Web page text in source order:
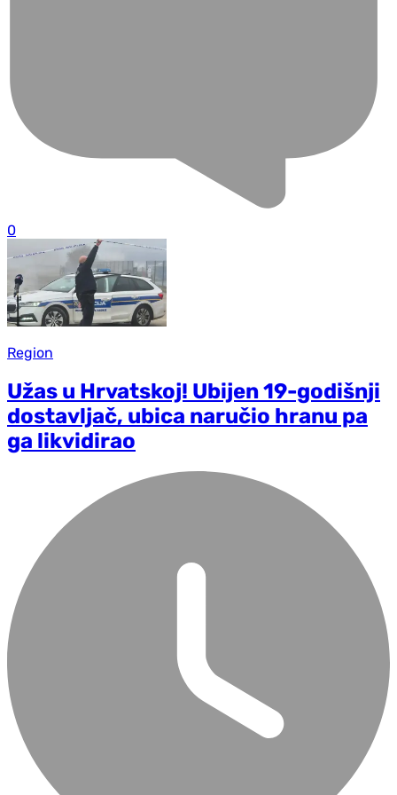
0
Region
Užas u Hrvatskoj! Ubijen 19-godišnji
dostavljač, ubica naručio hranu pa
ga likvidirao